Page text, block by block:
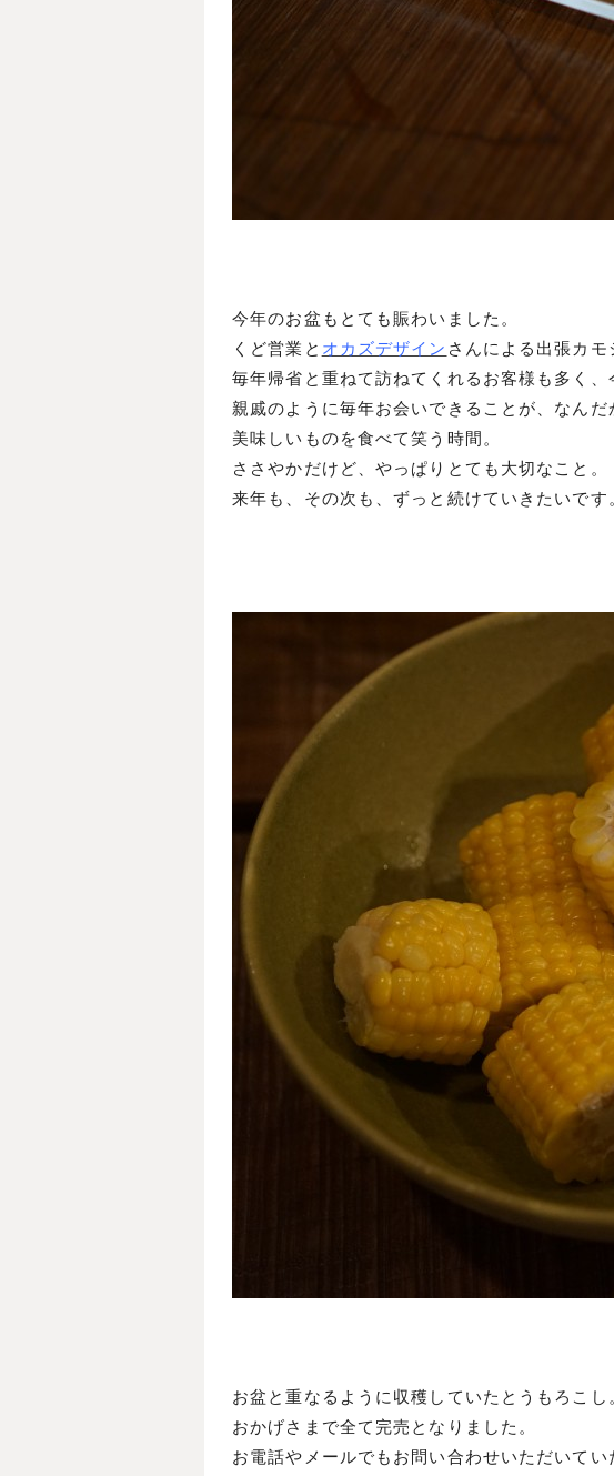
今年のお盆もとても賑わいました。
くど営業と オカズデザイン さんによる出張カ
毎年帰省と重ねて訪ねてくれるお客様も多く
親戚のように毎年お会いできることが、なんだ
美味しいものを食べて笑う時間。
ささやかだけど、やっぱりとても大切なこと。
来年も、その次も、ずっと続けていきたいです
お盆と重なるように収穫していたとうもろこし
おかげさまで全て完売となりました。
お電話やメールでもお問い合わせいただいて